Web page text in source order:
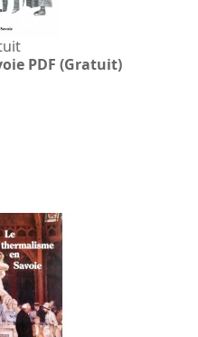
PDF (Gratuit)